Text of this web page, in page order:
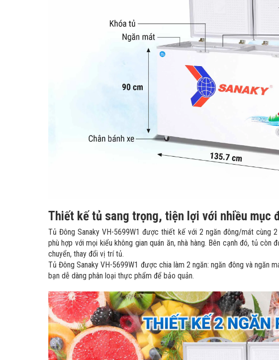
Thiết kế tủ sang trọng, tiện lợi với nhiều mục
Tủ Đông Sanaky VH-5699W1 được thiết kế với 2 ngăn đông/mát cùng
phù hợp với mọi kiểu không gian quán ăn, nhà hàng. Bên cạnh đó, tủ
chuyển, thay đổi vị trí tủ.
Tủ Đông Sanaky VH-5699W1 được chia làm 2 ngăn: ngăn đông và ngăn
bạn dễ dàng phân loại thực phẩm để bảo quản.